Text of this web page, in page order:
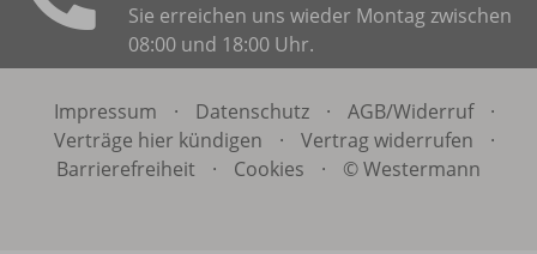
Sie erreichen uns wieder Montag zwischen
08:00 und 18:00 Uhr.
Impressum · Datenschutz · AGB/Widerruf
·
Verträge hier kündigen
· Vertrag widerrufen
·
Barrierefreiheit
· Cookies · © Westermann